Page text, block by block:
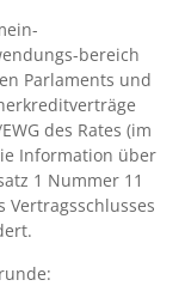
bereich
Parlaments und
des Rates (im
Information über
1 Nummer 11
Vertragsschlusses